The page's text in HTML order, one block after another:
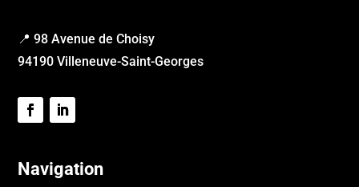
📍 98 Avenue de Choisy
94190 Villeneuve-Saint-Georges
Navigation